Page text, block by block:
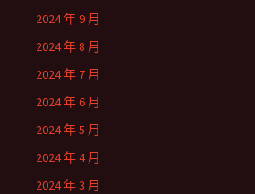
2024 年 9 月
2024 年 8 月
2024 年 7 月
2024 年 6 月
2024 年 5 月
2024 年 4 月
2024 年 3 月